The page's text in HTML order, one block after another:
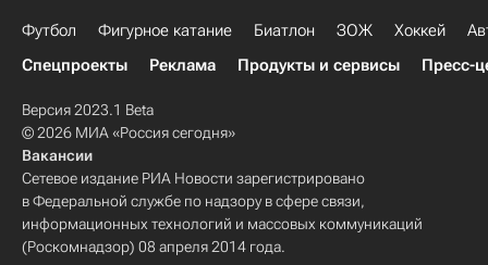
Футбол Фигурное катание Биатлон ЗОЖ Хоккей
Спецпроекты
Реклама Продукты и сервисы Пресс-
Версия 2023.1 Beta
© 2026 МИА «Россия сегодня»
Вакансии
Сетевое издание РИА Новости зарегистрировано
в Федеральной службе по надзору в сфере связи,
информационных технологий и массовых коммуникаций
(Роскомнадзор) 08 апреля 2014 года.